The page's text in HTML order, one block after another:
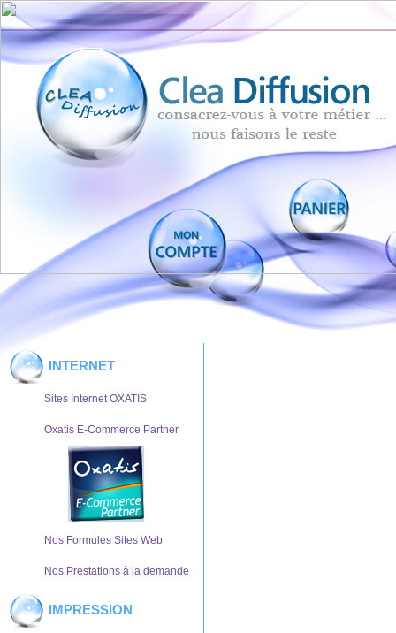
INTERNET
Sites Internet OXATIS
Oxatis E-Commerce Partner
Nos Formules Sites Web
Nos Prestations à la demande
IMPRESSION